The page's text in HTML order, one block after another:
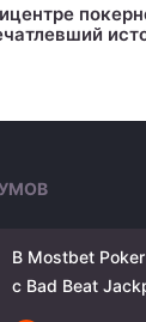
В Mostbet
с Bad Beat